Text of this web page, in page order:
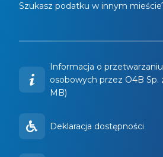
Szukasz podatku w innym
Informacja o
osobowych przez O4B Sp.
MB)
Deklaracja dostępności